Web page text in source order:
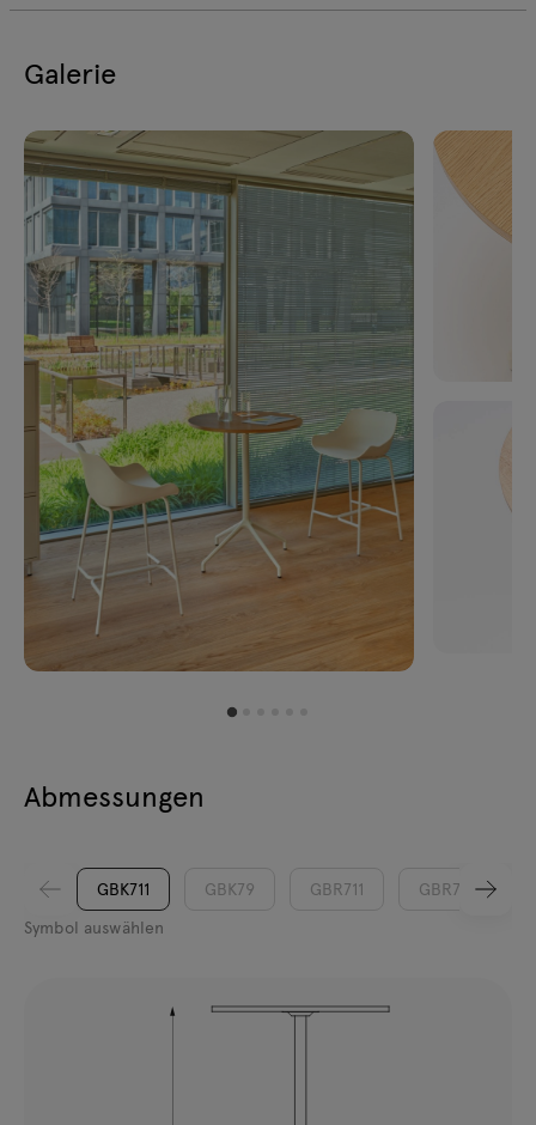
Galerie
Abmessungen
GBK711 GBK79 GBR711
GBR79
Symbol auswählen